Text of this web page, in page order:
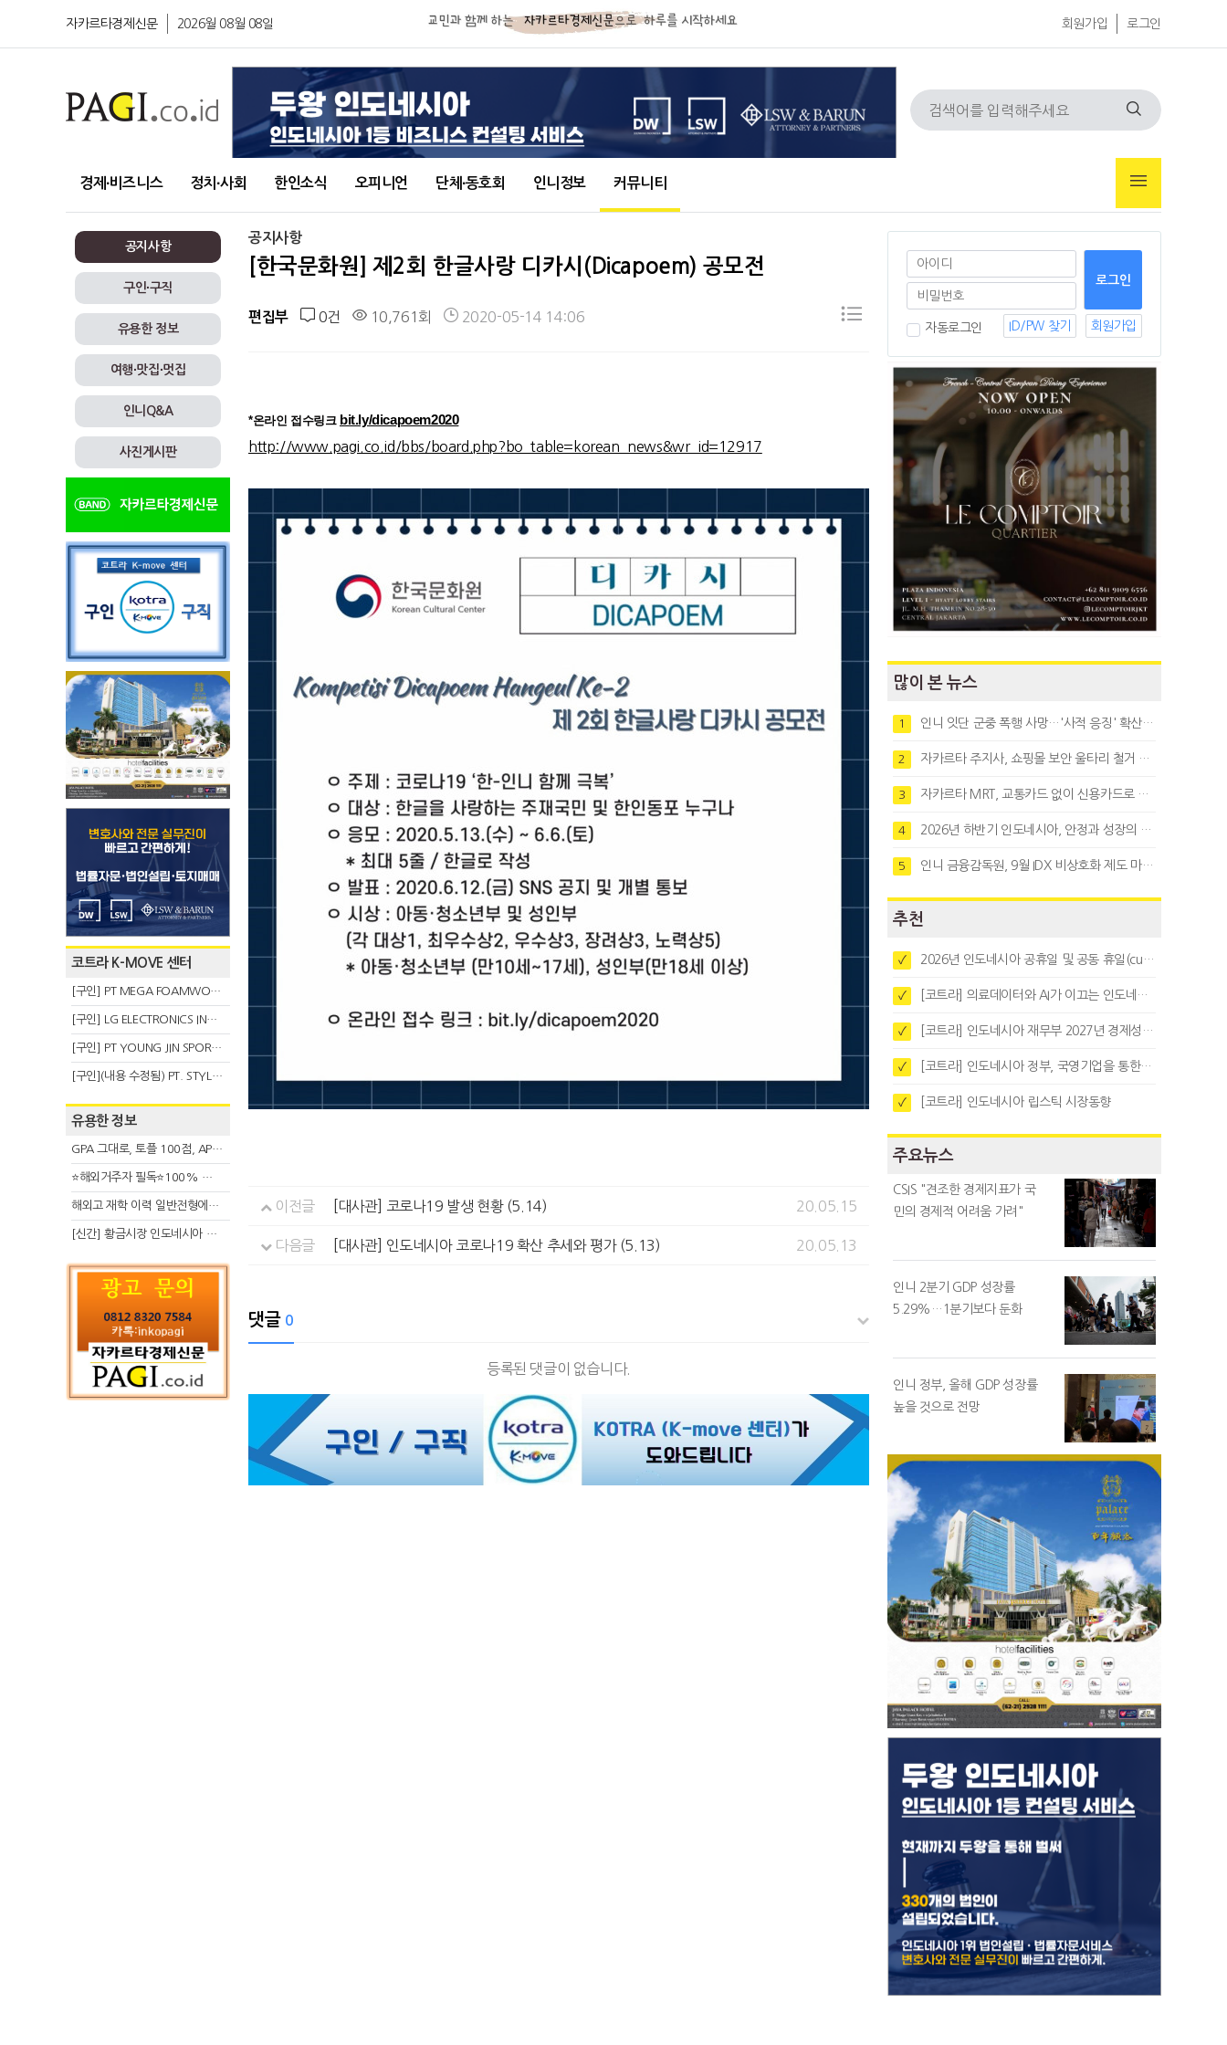
자카르타경제신문 2026월 08월 08일 회원가입 로그인
경제∙비즈니스 정치∙사회 한인소식 오피니언 단체∙동호회 인니정보 커뮤니티
공지사항
구인∙구직
유용한 정보
여행∙맛집∙멋집
인니Q&A
사진게시판
코트라 K-MOVE 센터
[구인] PT MEGA FOAMWORKS INDONESIA
[구인] LG ELECTRONICS INDONESIA
[구인] PT YOUNG JIN SPORT INDONESIA
[구인](내용 수정됨) PT. STYLE KOREAN INDONESIA (스타일 코리안 인도네시아)
유용한 정보
GPA 그대로, 토플 100점, AP 막막 — 원인은 하나입니다
⭐해외거주자 필독⭐100% 온라인 마지막 한국어교원 2급 추가모집 (~8/2)
해외고 재학 이력 일반전형에서 분명한 입시 강점 살리는 전략
[신간] 황금시장 인도네시아 슈퍼리치의 성공 수업
공지사항
[한국문화원] 제2회 한글사랑 디카시(Dicapoem) 공모전
편집부 0건 10,761회 2020-05-14 14:06
*온라인 접수링크 bit.ly/dicapoem2020
http://www.pagi.co.id/bbs/board.php?bo_table=korean_news&wr_id=12917
이전글 [대사관] 코로나19 발생 현황 (5.14) 20.05.15
다음글 [대사관] 인도네시아 코로나19 확산 추세와 평가 (5.13) 20.05.13
댓글 0
등록된 댓글이 없습니다.
자동로그인 ID/PW 찾기 회원가입
많이 본 뉴스
1 인니 잇단 군중 폭행 사망…'사적 응징' 확산에 법치 우려
2 자카르타 주지사, 쇼핑몰 보안 울타리 철거 요청…"치안 문제없다"
3 자카르타 MRT, 교통카드 없이 신용카드로 바로 탄다
4 2026년 하반기 인도네시아, 안정과 성장의 시험대
5 인니 금융감독원, 9월 IDX 비상호화 제도 마련…주식회사 전환 본격화
추천
✓ 2026년 인도네시아 공휴일 및 공동 휴일(cuti bersama)
✓ [코트라] 의료데이터와 AI가 이끄는 인도네시아 디지털 헬스케어 시장 트렌드
✓ [코트라] 인도네시아 재무부 2027년 경제성장 전망 및 목표 발표
✓ [코트라] 인도네시아 정부, 국영기업을 통한 석탄·팜유·합금철 수출 중앙집중화 추진
✓ [코트라] 인도네시아 립스틱 시장동향
주요뉴스
CSIS "견조한 경제지표가 국
민의 경제적 어려움 가려"
인니 2분기 GDP 성장률
5.29%…1분기보다 둔화
인니 정부, 올해 GDP 성장률
높을 것으로 전망